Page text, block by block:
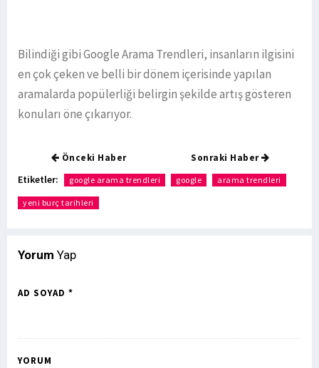
Bilindiği gibi Google Arama Trendleri, insanların ilgisini
en çok çeken ve belli bir dönem içerisinde yapılan
aramalarda popülerliği belirgin şekilde artış gösteren
konuları öne çıkarıyor.
Önceki Haber Sonraki Haber
Etiketler: google arama trendleri google arama trendleri
yeni burç tarihleri
Yorum Yap
AD SOYAD *
YORUM